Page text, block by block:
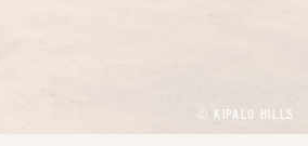
© KIPALO HILLS